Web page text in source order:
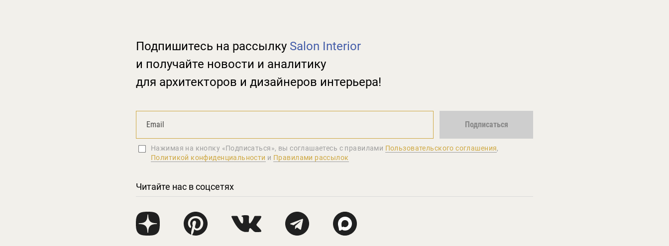
Подпишитесь на рассылку Salon Interior
и получайте новости и аналитику
для архитекторов и дизайнеров интерьера!
Подписаться
Нажимая на кнопку «Подписаться», вы соглашаетеcь с правилами Пользовательского соглашения,
Политикой конфиденциальности и Правилами рассылок
Читайте нас в соцсетях